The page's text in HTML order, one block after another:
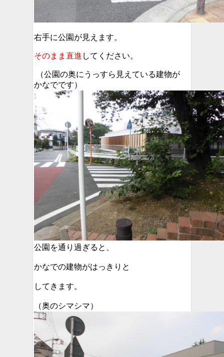
右手に公園が見えます。
そのまま直進 してください。
（公園の奥にうっすら見えている建物が
かなでです）
公園を通り過ぎると、
かなでの建物がはっきりと
してきます。
（奥のシマシマ）